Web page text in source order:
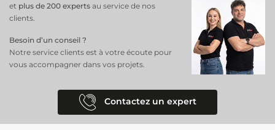
et plus de 200 experts au service de nos
clients.
Besoin d’un conseil ?
Notre service clients est à votre écoute pour
vous accompagner dans vos projets.
Contactez un expert